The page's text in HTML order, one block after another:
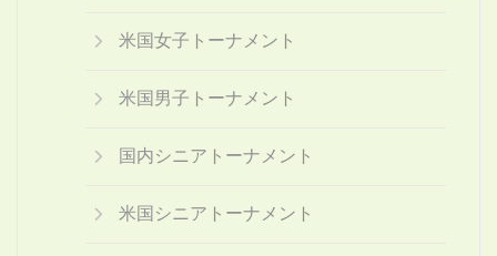
米国女子トーナメント
米国男子トーナメント
国内シニアトーナメント
米国シニアトーナメント